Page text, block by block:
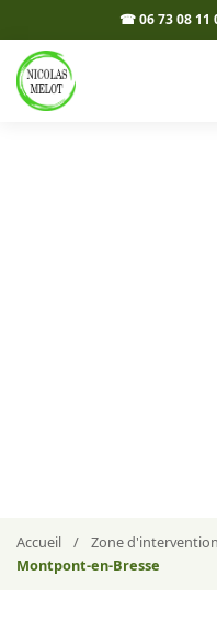
☎ 06 73 08 11
Accueil / Zone d'intervention
Montpont-en-Bresse